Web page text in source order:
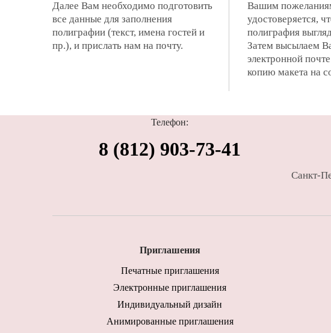
Далее Вам необходимо подготовить
все данные для заполнения
полиграфии (текст, имена гостей и
пр.), и прислать нам на почту.
Вашим
удостоверяется,
полиграфия
Затем высылаем
электронной
копию макета на
Телефон:
8 (812) 903-73-41
Санкт-
Приглашения
Печатные приглашения
Электронные приглашения
Индивидуальный дизайн
Анимированные приглашения